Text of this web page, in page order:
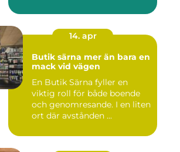
14. apr
Butik särna mer än bara en
mack vid vägen
En Butik Särna fyller en
viktig roll för både boende
och genomresande. I en liten
ort där avstånden ...